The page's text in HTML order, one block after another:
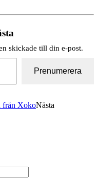
skickade till din e-post.
Prenumerera
från XokoNästa